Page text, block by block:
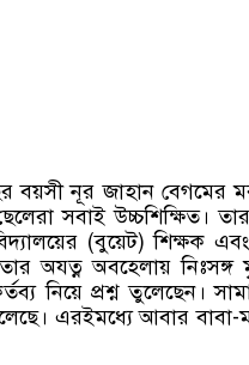
বয়সী নূর জাহান বেগমের
সবাই উচ্চশিক্ষিত।
(বুয়েট) শিক্ষক
অযত্ন অবহেলায় নিঃসঙ্গ
নিয়ে প্রশ্ন তুলেছেন।
এরইমধ্যে আবার বাবা-